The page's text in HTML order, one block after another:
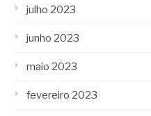
julho 2023
junho 2023
maio 2023
fevereiro 2023